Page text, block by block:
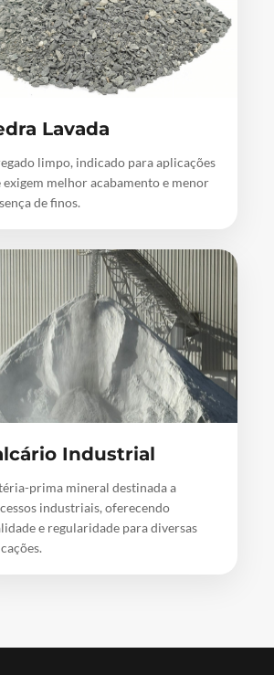
Lavada
limpo, indicado para aplicações
exigem melhor acabamento e menor
de finos.
Industrial
prima mineral destinada a
industriais, oferecendo
e regularidade para diversas